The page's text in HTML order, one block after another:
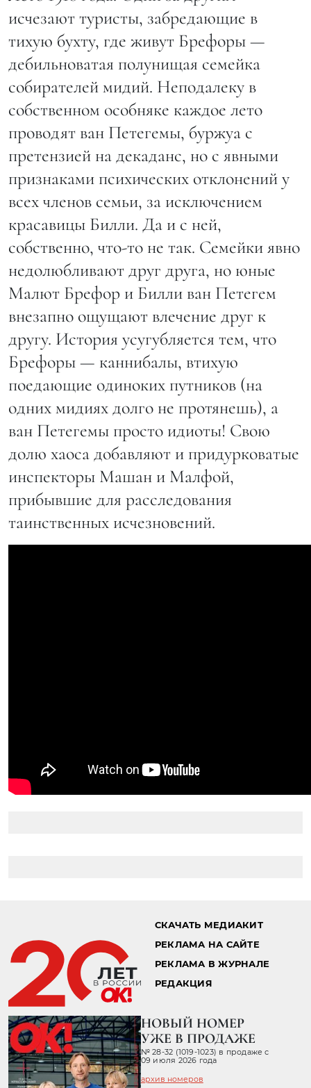
исчезают туристы, забредающие в
тихую бухту, где живут Брефоры —
дебильноватая полунищая семейка
собирателей мидий. Неподалеку в
собственном особняке каждое лето
проводят ван Петегемы, буржуа с
претензией на декаданс, но с явными
признаками психических отклонений у
всех членов семьи, за исключением
красавицы Билли. Да и с ней,
собственно, что-то не так. Семейки явно
недолюбливают друг друга, но юные
Малют Брефор и Билли ван Петегем
внезапно ощущают влечение друг к
другу. История усугубляется тем, что
Брефоры — каннибалы, втихую
поедающие одиноких путников (на
одних мидиях долго не протянешь), а
ван Петегемы просто идиоты! Свою
долю хаоса добавляют и придурковатые
инспекторы Машан и Малфой,
прибывшие для расследования
таинственных исчезновений.
СКАЧАТЬ МЕДИАКИТ
РЕКЛАМА НА САЙТЕ
РЕКЛАМА В ЖУРНАЛЕ
РЕДАКЦИЯ
НОВЫЙ НОМЕР
УЖЕ В ПРОДАЖЕ
№ 28-32 (1019-1023) в продаже с
09 июля 2026 года
архив номеров